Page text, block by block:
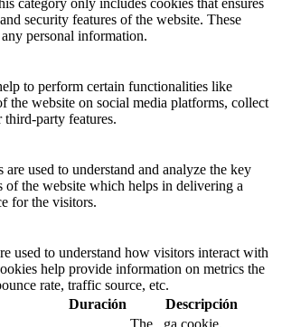
security features of the website. These
personal information.
to perform certain functionalities like
the website on social media platforms, collect
third-party features.
are used to understand and analyze the key
of the website which helps in delivering a
for the visitors.
used to understand how visitors interact with
help provide information on metrics the
rate, traffic source, etc.
Duración Descripción
The _ga cookie,